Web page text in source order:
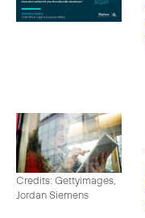
Credits: Gettyimages,
Jordan Siemens